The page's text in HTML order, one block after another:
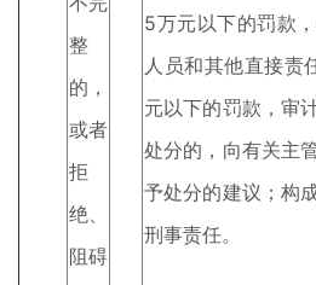
整
的，
或者
拒
绝、
阻碍
5万元以下的罚款
人员和其他直接责
元以下的罚款，审
处分的，向有关主
予处分的建议；构
刑事责任。